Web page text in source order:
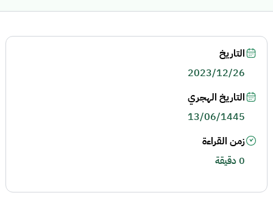
التاريخ
2023/12/26
التاريخ الهجري
13/06/1445
زمن القراءة
0 دقيقة